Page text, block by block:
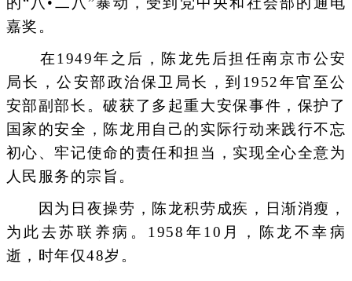
嘉奖。
在1949年之后，陈龙先后担任南京市公安
局长，公安部政治保卫局长，到1952年官至公
安部副部长。破获了多起重大安保事件，保护了
国家的安全，陈龙用自己的实际行动来践行不忘
初心、牢记使命的责任和担当，实现全心全意为
人民服务的宗旨。
因为日夜操劳，陈龙积劳成疾，日渐消瘦，
为此去苏联养病。1958年10月，陈龙不幸病
逝，时年仅48岁。